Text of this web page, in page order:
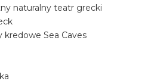
naturalny teatr grecki
kredowe Sea Caves